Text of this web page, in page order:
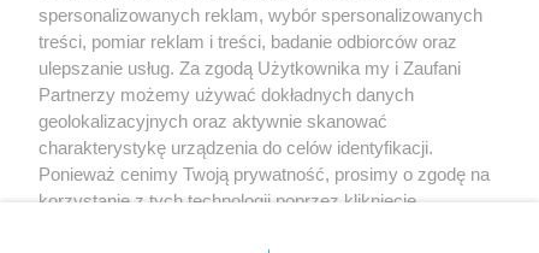
sprzettv@grupazpr.pl
+48 781 818
293
spersonalizowanych reklam, wybór spersonalizowanych
treści, pomiar reklam i treści, badanie odbiorców oraz
ulepszanie usług. Za zgodą Użytkownika my i Zaufani
Partnerzy możemy używać dokładnych danych
geolokalizacyjnych oraz aktywnie skanować
charakterystykę urządzenia do celów identyfikacji.
Ponieważ cenimy Twoją prywatność, prosimy o zgodę na
korzystanie z tych technologii poprzez kliknięcie